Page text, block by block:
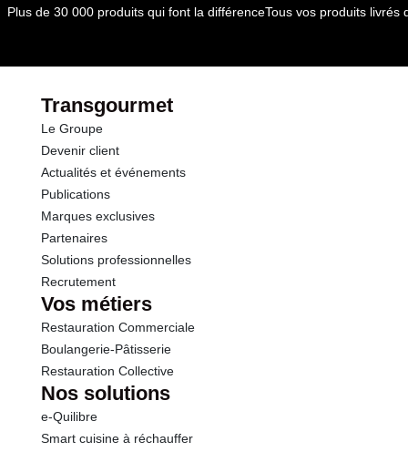
Plus de 30 000 produits qui font la différenceTous vos produits livrés
Transgourmet
Le Groupe
Devenir client
Actualités et événements
Publications
Marques exclusives
Partenaires
Solutions professionnelles
Recrutement
Vos métiers
Restauration Commerciale
Boulangerie-Pâtisserie
Restauration Collective
Nos solutions
e-Quilibre
Smart cuisine à réchauffer